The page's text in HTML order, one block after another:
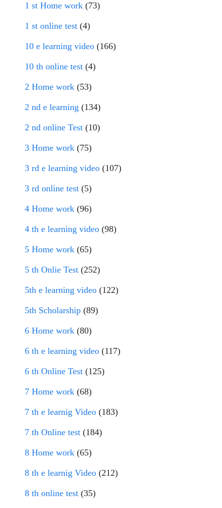
1 st Home work (73)
1 st online test (4)
10 e learning video (166)
10 th online test (4)
2 Home work (53)
2 nd e learning (134)
2 nd online Test (10)
3 Home work (75)
3 rd e learning video (107)
3 rd online test (5)
4 Home work (96)
4 th e learning video (98)
5 Home work (65)
5 th Onlie Test (252)
5th e learning video (122)
5th Scholarship (89)
6 Home work (80)
6 th e learning video (117)
6 th Online Test (125)
7 Home work (68)
7 th e learnig Video (183)
7 th Online test (184)
8 Home work (65)
8 th e learnig Video (212)
8 th online test (35)